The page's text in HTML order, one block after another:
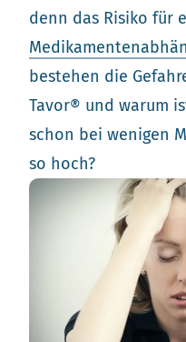
denn das Risiko für
bestehen die
Tavor® und warum
schon bei wenigen
so hoch?